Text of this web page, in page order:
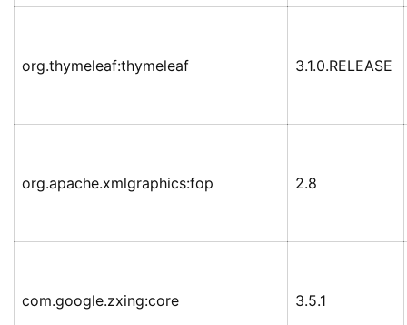
org.thymeleaf:thymeleaf 3.1.0.RELEASE
org.apache.xmlgraphics:fop 2.8
com.google.zxing:core 3.5.1